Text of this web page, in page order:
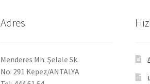
Adres
Menderes Mh. Şelale Sk.
No: 291 Kepez/ANTALYA